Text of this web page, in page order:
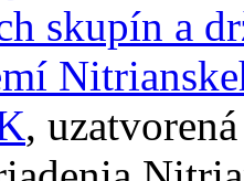
skupín a
,